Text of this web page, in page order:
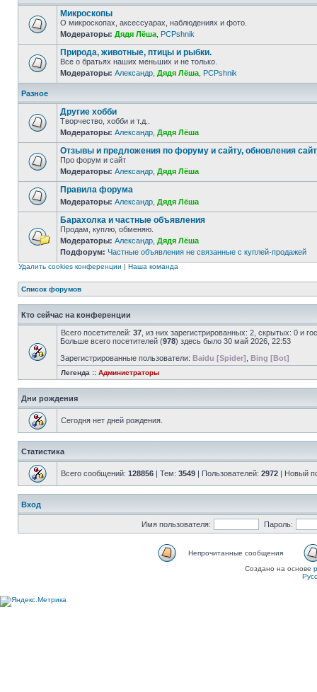
Микроскопы
О микроскопах, аксессуарах, наблюдениях и фото.
Модераторы: Дядя Лёша PCPshnik
Природа, животные, птицы и рыбки.
Все о братьях наших меньших и не только.
Модераторы: Александр Дядя Лёша PCPshnik
Разное
Другие хобби
Творчество, хобби и т.д..
Модераторы: Александр Дядя Лёша
Отзывы и предложения по форуму и сайту, обновления
Про форум и сайт
Модераторы: Александр Дядя Лёша
Правила форума
Модераторы: Александр Дядя Лёша
Барахолка и частные объявления
Продам, куплю, обменяю.
Модераторы: Александр Дядя Лёша
Подфорум: Частные объявления не связанные с куплей-продажей
Удалить cookies конференции | Наша команда
Список форумов
Кто сейчас на конференции
Всего посетителей: 37 , из них зарегистрированных: 2, скрытых: 0 и
Больше всего посетителей (978) здесь было 30 май 2026, 22:53
Зарегистрированные пользователи: Baidu [Spider] Bing [Bot]
Легенда :: Администраторы
Дни рождения
Сегодня нет дней рождения.
Статистика
Всего сообщений: 128856 | Тем: 3549 | Пользователей: 2972 | Новый
Вход
Имя пользователя: Пароль:
Непрочитанные сообщения
Создано на основе